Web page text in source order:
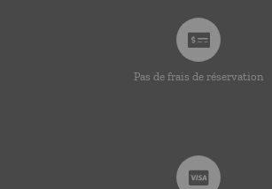
Pas de frais de réservation